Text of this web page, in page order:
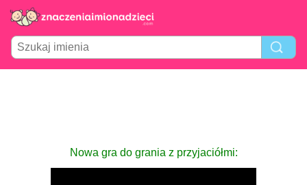
Nowa gra do grania z przyjaciółmi: